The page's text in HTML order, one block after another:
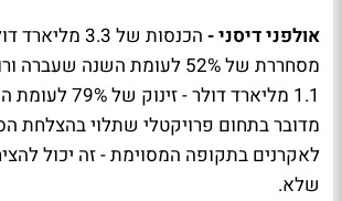
אולפני דיסני -
הכנסות של 3.3
מסחררת של 52% לעומת השנה
1.1 מליארד דולר -
מדובר בתחום פרויקטלי שתלוי בהצלחת
לאקרנים בתקופה המסוימת - זה יכול
שלא.